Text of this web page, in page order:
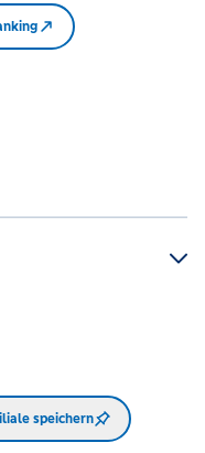
speichern